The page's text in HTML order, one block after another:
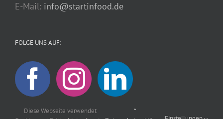
E-Mail: info@startinfood.de
FOLGE UNS AUF:
Diese Webseite verwendet
*